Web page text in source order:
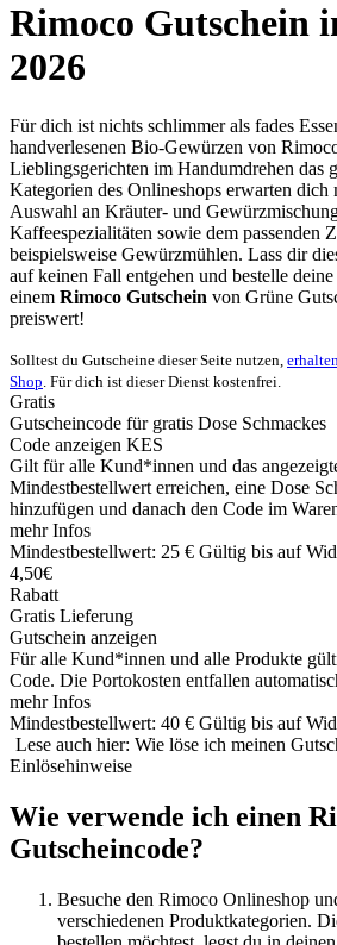
Rimoco Gutschein
2026
Für dich ist nichts schlimmer als fades
handverlesenen Bio-Gewürzen von
Lieblingsgerichten im Handumdrehen das
Kategorien des Onlineshops erwarten dich
Auswahl an Kräuter- und
Kaffeespezialitäten sowie dem passenden
beispielsweise Gewürzmühlen. Lass dir
auf keinen Fall entgehen und bestelle
einem Rimoco Gutschein von Grüne
preiswert!
Solltest du Gutscheine dieser Seite nutzen,
Shop . Für dich ist dieser Dienst kostenfrei.
Gratis
Gutscheincode für gratis Dose Schmackes
Code anzeigen KES
Gilt für alle Kund*innen und das
Mindestbestellwert erreichen, eine Dose
hinzufügen und danach den Code im
mehr Infos
Mindestbestellwert: 25 € Gültig bis auf
4,50€
Rabatt
Gratis Lieferung
Gutschein anzeigen
Für alle Kund*innen und alle Produkte
Code. Die Portokosten entfallen
mehr Infos
Mindestbestellwert: 40 € Gültig bis auf
Lese auch hier: Wie löse ich meinen
Einlösehinweise
Wie verwende ich einen
Gutscheincode?
Besuche den Rimoco Onlineshop
verschiedenen Produktkategorien.